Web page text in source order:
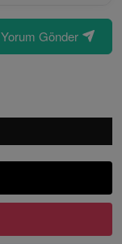
Yorum Gönder